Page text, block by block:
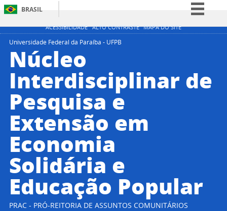
ACESSIBILIDADE ALTO CONTRASTE MAPA DO SITE
BRASIL
Simplifique!
Acesso à informação
Legislação
Universidade Federal da Paraíba - UFPB
Núcleo
Interdisciplinar de
Pesquisa e
Extensão em
Economia
Solidária e
Educação Popular
PRAC - PRÓ-REITORIA DE ASSUNTOS COMUNITÁRIOS